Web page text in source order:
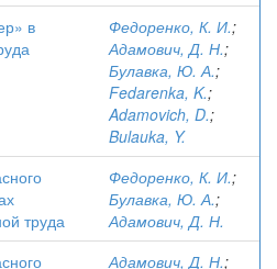
в
Федоренко, К. И.;
Адамович, Д. Н.;
Булавка, Ю. А.;
Fedarenka, K.;
Adamovich, D.;
Bulauka, Y.
труда
Федоренко, К. И.;
Булавка, Ю. А.;
Адамович, Д. Н.
Адамович, Д. Н.;